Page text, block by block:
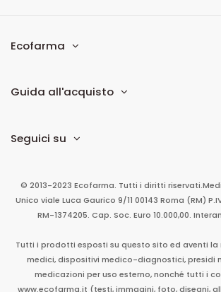
Ecofarma
Guida all'acquisto
Seguici su
© 2013-2023 Ecofarma. Tutti i diritti riservati.
Unico viale Luca Gaurico 9/11 00143 Roma (RM)
RM-1374205. Cap. Soc. Euro 10.000,00.
Tutti i prodotti esposti su questo sito ed aventi
medici, dispositivi medico-diagnostici, presidi
medicazioni per uso esterno, nonché tutti i
www.ecofarma.it (testi, immagini, foto, disegni,